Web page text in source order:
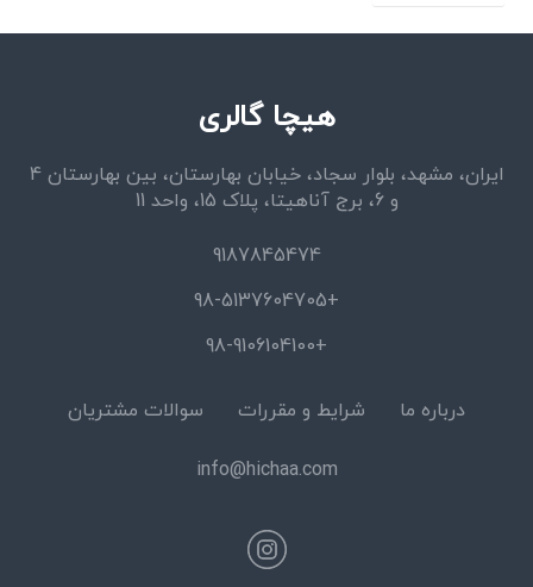
هیچا گالری
ایران، مشهد، بلوار سجاد، خیابان بهارستان، بین بهارستان 4
و 6، برج آناهیتا، پلاک 15، واحد 11
9187845474
+98-5137604705
+98-9106104100
درباره ما
شرایط و مقررات
سوالات مشتریان
info@hichaa.com